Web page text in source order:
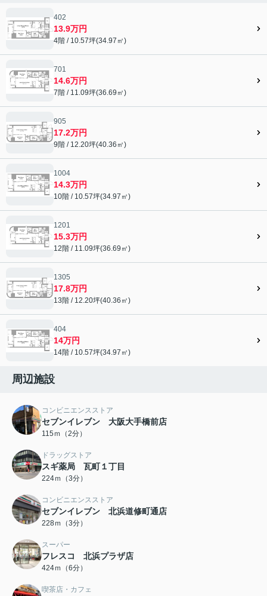
402
13.9万円
4階 / 10.57坪(34.97㎡)
701
14.6万円
7階 / 11.09坪(36.69㎡)
905
17.2万円
9階 / 12.20坪(40.36㎡)
1004
14.3万円
10階 / 10.57坪(34.97㎡)
1201
15.3万円
12階 / 11.09坪(36.69㎡)
1305
17.8万円
13階 / 12.20坪(40.36㎡)
404
14万円
14階 / 10.57坪(34.97㎡)
周辺施設
コンビニエンスストア
セブンイレブン 大阪大手橋前店
115ｍ（2分）
ドラッグストア
スギ薬局 瓦町１丁目
224ｍ（3分）
コンビニエンスストア
セブンイレブン 北浜道修町通店
228ｍ（3分）
スーパー
フレスコ 北浜プラザ店
424ｍ（6分）
喫茶店・カフェ